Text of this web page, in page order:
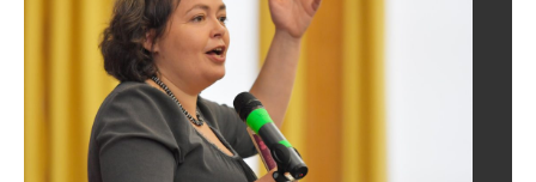
INSCRIPTIONS 2026
LE LYCÉE
LET’S GO SCIENCE